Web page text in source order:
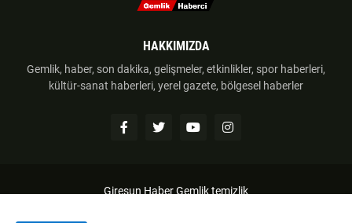
HAKKIMIZDA
Gemlik, haber, son dakika, gelişmeler, etkinlikler, spor haberleri,
kültür-sanat haberleri, yerel gazete, bölgesel haberler
Giresun HaberGemlik temizlik